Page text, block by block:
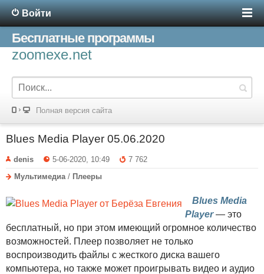
Войти
Бесплатные программы
zoomexe.net
Полная версия сайта
Blues Media Player 05.06.2020
denis 5-06-2020, 10:49
7 762
Мультимедиа / Плееры
Blues Media
Player— это
бесплатный, но при этом имеющий огромное количество
возможностей. Плеер позволяет не только
воспроизводить файлы с жесткого диска вашего
компьютера, но также может проигрывать видео и аудио